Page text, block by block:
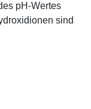
pH-Wertes
sind